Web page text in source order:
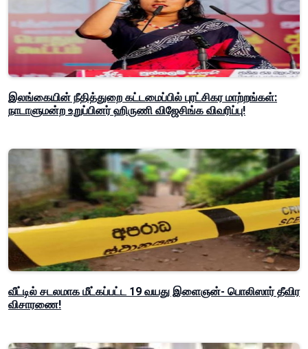
இலங்கையின் நீதித்துறை கட்டமைப்பில் புரட்சிகர மாற்றங்கள்:
நாடாளுமன்ற உறுப்பினர் ஹிருணி விஜேசிங்க விவரிப்பு!
வீட்டில் சடலமாக மீட்கப்பட்ட 19 வயது இளைஞன்- பொலிஸார் தீவிர
விசாரணை!